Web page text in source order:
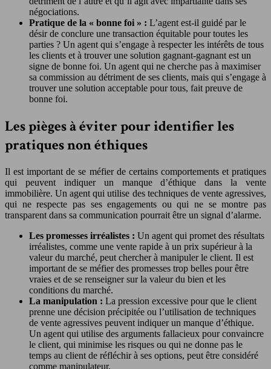
négociations.
Pratique de la « bonne foi » : L’agent est-il guidé par le
désir de conclure une transaction équitable pour toutes les
parties ? Un agent qui s’engage à respecter les intérêts de tous
les clients et à trouver une solution gagnant-gagnant est un
signe de bonne foi. Un agent qui ne cherche pas à maximiser
sa commission au détriment de ses clients, mais qui s’engage à
trouver une solution acceptable pour tous, fait preuve de
bonne foi.
Les pièges à éviter pour identifier les
pratiques non éthiques
Il est important de se méfier de certains comportements et pratiques
qui peuvent indiquer un manque d’éthique dans la vente
immobilière. Un agent qui utilise des techniques de vente agressives,
qui ne respecte pas ses engagements ou qui ne se montre pas
transparent dans sa communication pourrait être un signal d’alarme.
Les promesses irréalistes : Un agent qui promet des résultats
irréalistes, comme une vente rapide à un prix supérieur à la
valeur du marché, peut chercher à manipuler le client. Il est
important de se méfier des promesses trop belles pour être
vraies et de se renseigner sur la valeur du bien et les
conditions du marché.
La manipulation : La pression excessive pour que le client
prenne une décision précipitée ou l’utilisation de techniques
de vente agressives peuvent indiquer un manque d’éthique.
Un agent qui utilise des arguments fallacieux pour convaincre
le client, qui minimise les risques ou qui ne donne pas le
temps au client de réfléchir à ses options, peut être considéré
comme manipulateur.